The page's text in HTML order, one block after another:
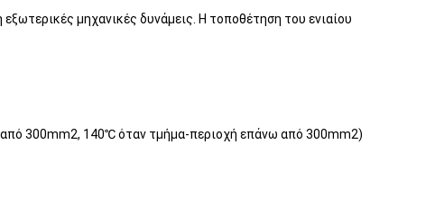
μηχανικές δυνάμεις. Η τοποθέτηση του ενιαίου
300mm2, 140℃ όταν τμήμα-περιοχή επάνω από 300mm2)